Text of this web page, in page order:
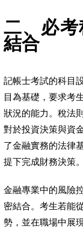
二、必
結合
記帳士考試的科目
目為基礎，要求考
狀況的能力。稅法
對於投資決策與資
了金融實務的法律
提下完成財務決策。
金融專業中的風險
密結合。考生若能
勢，並在職場中展